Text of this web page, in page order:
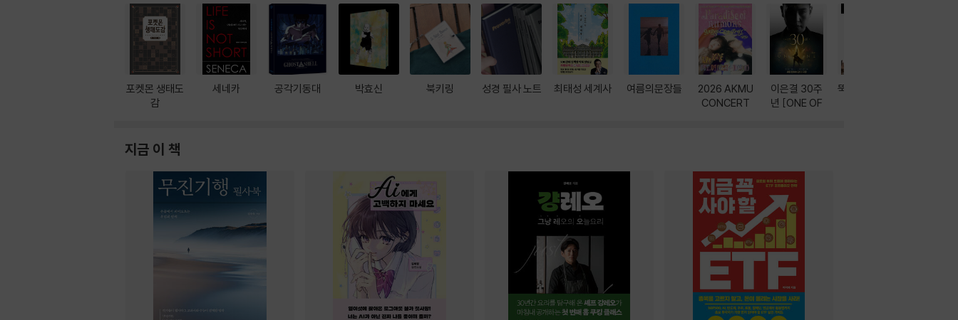
포켓몬 생태도
감
세네카 공각기동대 박효신 북키링 성경 필사 노트 최태성 세계사 여름의문장들
2026 AKMU
CONCERT
이은결 30주
년 [ONE OF
뚝딱! AI 3대장
지금 이 책